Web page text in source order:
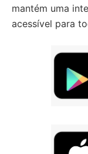
mantém uma
acessível para